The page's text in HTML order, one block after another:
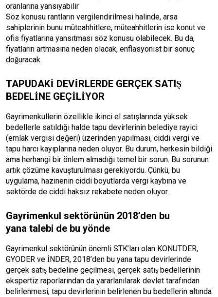
oranlarına yansıyabilir
Söz konusu rantların vergilendirilmesi halinde, arsa
sahiplerinin bunu müteahhitlere, müteahhitlerin ise konut ve
ofis fiyatlarına yansıtması söz konusu olabilecek. Bu da,
fiyatların artmasına neden olacak, enflasyonist bir sonuç
doğuracak.
TAPUDAKİ DEVİRLERDE GERÇEK SATIŞ
BEDELİNE GEÇİLİYOR
Gayrimenkullerin özellikle ikinci el satışlarında yüksek
bedellerle satıldığı halde tapu devirlerinin belediye rayici
(emlak vergisi değeri) üzerinden yapılması, ciddi vergi ve
tapu harcı kayıplarına neden oluyor. Bu durum, herkesin bildiği
ama herhangi bir önlem almadığı temel bir sorun. Bu sorunun
artık çözüme kavuşturulması gerekiyordu. Çünkü, bu
uygulama, hazinenin ciddi boyutlarda vergi kaybına ve
sektörde de ciddi haksız rekabete neden oluyor.
Gayrimenkul sektörünün 2018’den bu
yana talebi de bu yönde
Gayrimenkul sektörünün önemli STK’ları olan KONUTDER,
GYODER ve İNDER, 2018’den bu yana tapu devirlerinde
gerçek satış bedeline geçilmesi, gerçek satış bedellerinin
ekspertiz raporlarından da yararlanılarak devlet tarafından
belirlenmesi, tapu devirlerinin belirlenen bu bedellerin altında